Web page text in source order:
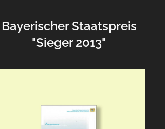
Bayerischer Staatspreis
"Sieger 2013"